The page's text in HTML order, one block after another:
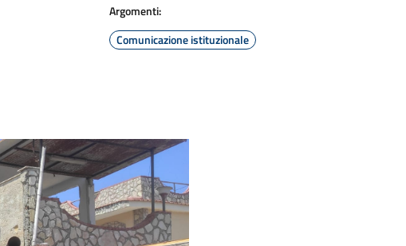
Argomenti:
Comunicazione istituzionale